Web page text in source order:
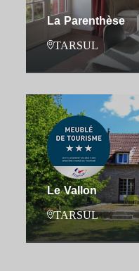
La Parenthèse
TARSUL
Le Vallon
TARSUL